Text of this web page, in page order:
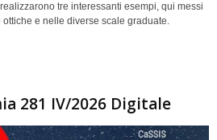
tre interessanti esempi, qui messi
e nelle diverse scale graduate.
281 IV/2026 Digitale